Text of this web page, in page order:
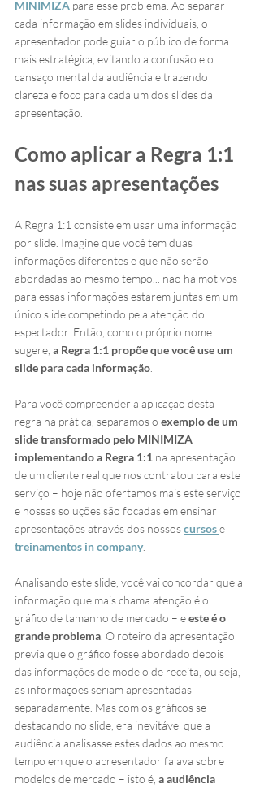
MINIMIZA para esse problema. Ao separar
cada informação em slides individuais, o
apresentador pode guiar o público de forma
mais estratégica, evitando a confusão e o
cansaço mental da audiência e trazendo
clareza e foco para cada um dos slides da
apresentação.
Como aplicar a Regra 1:1
nas suas apresentações
A Regra 1:1 consiste em usar uma informação
por slide. Imagine que você tem duas
informações diferentes e que não serão
abordadas ao mesmo tempo... não há motivos
para essas informações estarem juntas em um
único slide competindo pela atenção do
espectador. Então, como o próprio nome
sugere, a Regra 1:1 propõe que você use um
slide para cada informação
Para você compreender a aplicação desta
regra na prática, separamos o exemplo de um
slide transformado pelo MINIMIZA
implementando a Regra 1:1 na apresentação
de um cliente real que nos contratou para este
serviço – hoje não ofertamos mais este serviço
e nossas soluções são focadas em ensinar
apresentações através dos nossos cursos e
treinamentos in company.
Analisando este slide, você vai concordar que a
informação que mais chama atenção é o
gráfico de tamanho de mercado – e este é o
grande problema . O roteiro da apresentação
previa que o gráfico fosse abordado depois
das informações de modelo de receita, ou seja,
as informações seriam apresentadas
separadamente. Mas com os gráficos se
destacando no slide, era inevitável que a
audiência analisasse estes dados ao mesmo
tempo em que o apresentador falava sobre
modelos de mercado – isto é, a audiência